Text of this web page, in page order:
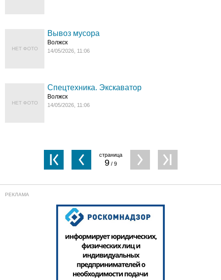
НЕТ ФОТО
Вывоз мусора
Волжск
14/05/2026, 11:06
НЕТ ФОТО
Спецтехника. Экскаватор
Волжск
14/05/2026, 11:06
9/ 9